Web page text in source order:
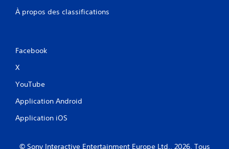
À propos des classifications
Facebook
X
YouTube
Application Android
Application iOS
© Sony Interactive Entertainment Europe Ltd., 2026. Tous